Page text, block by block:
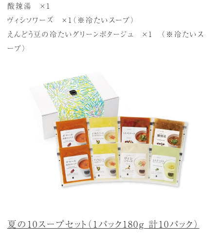
酸辣湯 ×1
ヴィシソワーズ ×1（※冷たいスープ）
えんどう豆の冷たいグリーンポタージュ ×1 （※冷たいス
ープ）
夏の10スープセット（1パック180g 計10パック）